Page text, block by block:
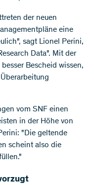
der neuen
eine
sagt Lionel Perini,
Data". Mit der
Bescheid wissen,
vom SNF einen
in der Höhe von
"Die geltende
scheint also die